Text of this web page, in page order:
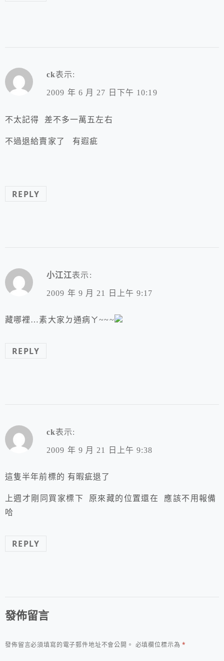
ck表示:
2009 年 6 月 27 日下午 10:19
不太記得 差不多一萬五左右
不過退給賣家了 有遐疵
REPLY
小江江表示:
2009 年 9 月 21 日上午 9:17
藏哪裡…素大家ㄉ通病ㄚ~~~
REPLY
ck表示:
2009 年 9 月 21 日上午 9:38
這隻半年前標的 有暇疵退了
上週才剛同買家標下 原來藏的位置還在 應該不用報備
哈
REPLY
發佈留言
發佈留言必須填寫的電子郵件地址不會公開。 必填欄位標示為*